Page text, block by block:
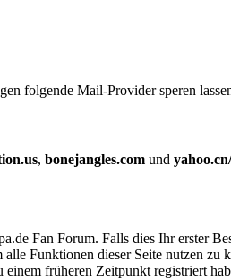
folgende Mail-Provider speren
, bonejangles.com und
Fan Forum. Falls dies Ihr erster
Funktionen dieser Seite nutzen zu
früheren Zeitpunkt registriert